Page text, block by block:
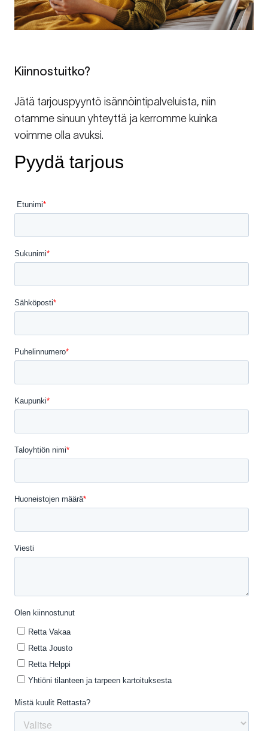
Kiinnostuitko?
Jätä tarjouspyyntö isännöintipalveluista, niin
otamme sinuun yhteyttä ja kerromme kuinka
voimme olla avuksi.